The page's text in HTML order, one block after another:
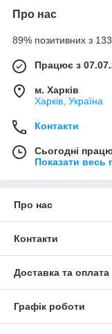
Про нас
89% позитивних з 133
Працює з
м. Харків
Харків, Україна
Контакти
Сьогодні
Показати весь
Про нас
Контакти
Доставка та оплата
Графік роботи